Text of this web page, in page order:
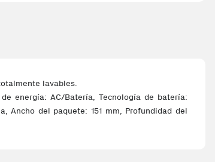
lavables.
energía: AC/Batería, Tecnología de batería:
Ancho del paquete: 151 mm, Profundidad del